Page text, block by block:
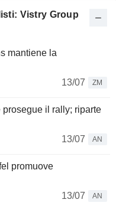
Vistry Group
mantiene la
13/07
ZM
il rally; riparte
13/07
AN
promuove
13/07
AN